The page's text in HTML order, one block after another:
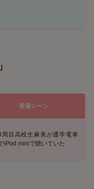
登場シーン
周目高校生麻美が通学電車
iPod miniで聴いていた